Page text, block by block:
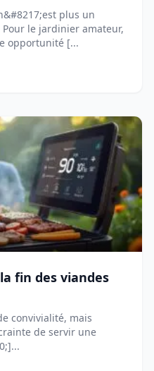
plus un
le jardinier amateur,
opportunité [...
fin des viandes
convivialité, mais
de servir une